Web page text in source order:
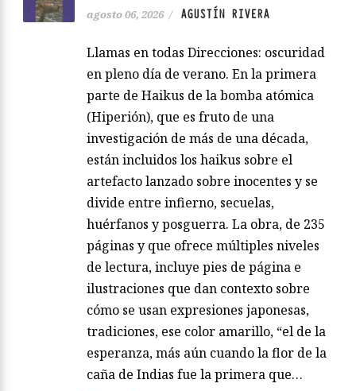
agosto 06, 2026 / AGUSTÍN RIVERA
Llamas en todas Direcciones: oscuridad
en pleno día de verano. En la primera
parte de Haikus de la bomba atómica
(Hiperión), que es fruto de una
investigación de más de una década,
están incluidos los haikus sobre el
artefacto lanzado sobre inocentes y se
divide entre infierno, secuelas,
huérfanos y posguerra. La obra, de 235
páginas y que ofrece múltiples niveles
de lectura, incluye pies de página e
ilustraciones que dan contexto sobre
cómo se usan expresiones japonesas,
tradiciones, ese color amarillo, “el de la
esperanza, más aún cuando la flor de la
caña de Indias fue la primera que…